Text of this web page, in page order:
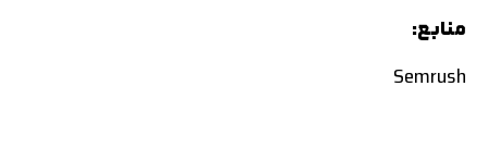
منابع:
Semrush